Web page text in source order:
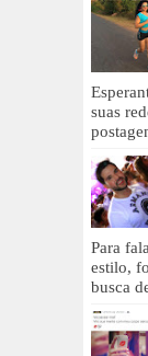
suas
Para
estilo,
busca